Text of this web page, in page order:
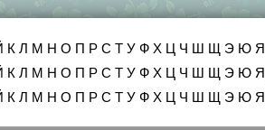
К Л М Н О П Р С Т У Ф Х Ц Ч Ш Щ Э Ю Я
К Л М Н О П Р С Т У Ф Х Ц Ч Ш Щ Э Ю Я
К Л М Н О П Р С Т У Ф Х Ц Ч Ш Щ Э Ю Я